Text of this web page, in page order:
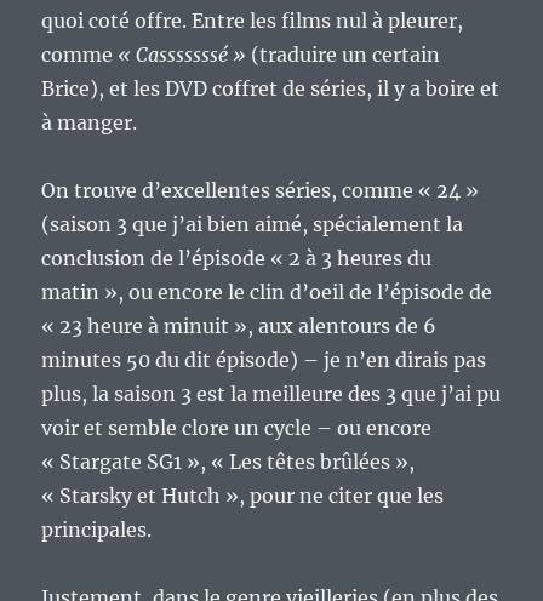
quoi coté offre. Entre les films nul à pleurer,
comme « Casssssssé » (traduire un certain
Brice), et les DVD coffret de séries, il y a boire et
à manger.
On trouve d’excellentes séries, comme « 24 »
(saison 3 que j’ai bien aimé, spécialement la
conclusion de l’épisode « 2 à 3 heures du
matin », ou encore le clin d’oeil de l’épisode de
« 23 heure à minuit », aux alentours de 6
minutes 50 du dit épisode) – je n’en dirais pas
plus, la saison 3 est la meilleure des 3 que j’ai pu
voir et semble clore un cycle – ou encore
« Stargate SG1 », « Les têtes brûlées »,
« Starsky et Hutch », pour ne citer que les
principales.